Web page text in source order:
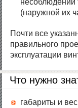
несоблюдении
(наружной их
Почти все
правильного
эксплуатации
Что нужно
габариты и